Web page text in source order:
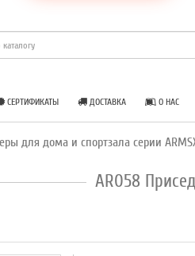
СЕРТИФИКАТЫ ДОСТАВКА О НАС
для дома и спортзала серии
AR058